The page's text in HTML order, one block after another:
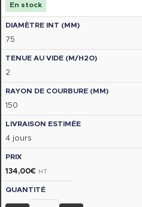
En stock
75
2
150
4 jours
134,00€ HT